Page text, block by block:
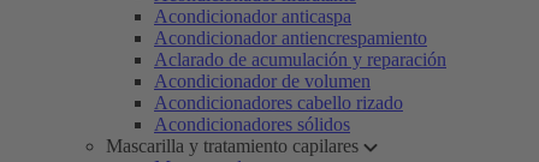
Acondicionador anticaspa
Acondicionador antiencrespamiento
Aclarado de acumulación y reparación
Acondicionador de volumen
Acondicionadores cabello rizado
Acondicionadores sólidos
Mascarilla y tratamiento capilares